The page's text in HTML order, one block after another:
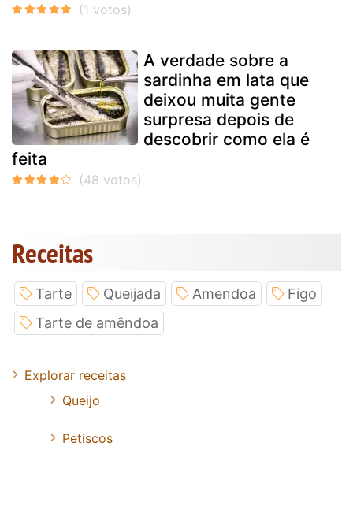
A verdade sobre a
sardinha em lata que
deixou muita gente
surpresa depois de
descobrir como ela é
feita
Receitas
Tarte Queijada Amendoa
Figo
Tarte de amêndoa
Explorar receitas
Queijo
Petiscos